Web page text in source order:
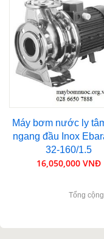
Máy bơm nước ly
ngang đầu Inox
32-160/1.5
16,050,000 VNĐ
Tổng